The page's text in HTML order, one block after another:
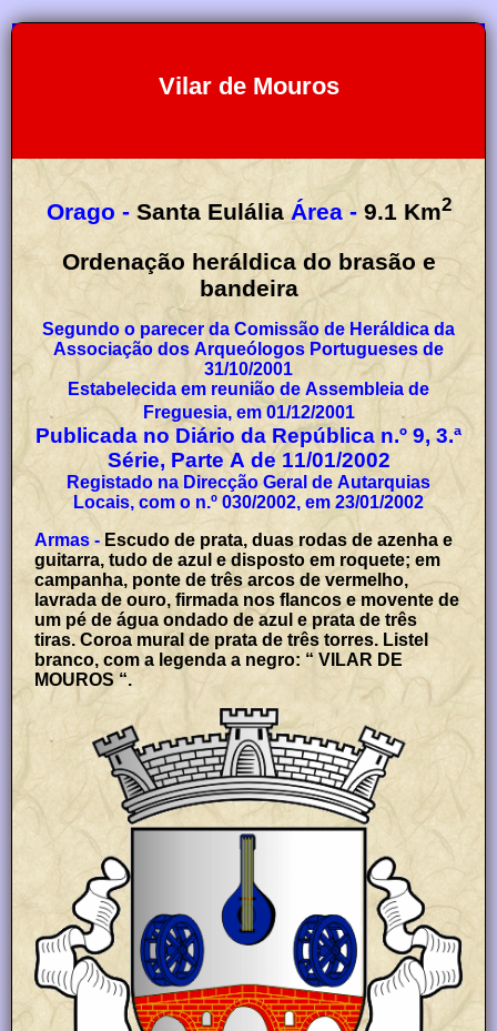
Vilar de Mouros
Orago - Santa Eulália Área - 9.1 Km2
Ordenação heráldica do brasão e
bandeira
Segundo o parecer da Comissão de Heráldica da
Associação dos Arqueólogos Portugueses de
31/10/2001
Estabelecida em reunião de Assembleia de
Freguesia, em 01/12/2001
Publicada no Diário da República n.º 9, 3.ª
Série, Parte A de 11/01/2002
Registado na Direcção Geral de Autarquias
Locais, com o n.º 030/2002, em 23/01/2002
Armas - Escudo de prata, duas rodas de azenha e
guitarra, tudo de azul e disposto em roquete; em
campanha, ponte de três arcos de vermelho,
lavrada de ouro, firmada nos flancos e movente de
um pé de água ondado de azul e prata de três
tiras. Coroa mural de prata de três torres. Listel
branco, com a legenda a negro: “ VILAR DE
MOUROS “.